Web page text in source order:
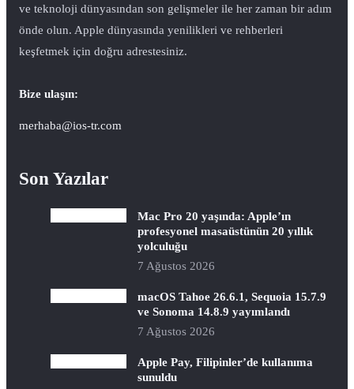
ve teknoloji dünyasından son gelişmeler ile her zaman bir adım
önde olun. Apple dünyasında yenilikleri ve rehberleri
keşfetmek için doğru adrestesiniz.
Bize ulaşın:
merhaba@ios-tr.com
Son Yazılar
Mac Pro 20 yaşında: Apple’ın
profesyonel masaüstünün 20 yıllık
yolculuğu
7 Ağustos 2026
macOS Tahoe 26.6.1, Sequoia 15.7.9
ve Sonoma 14.8.9 yayımlandı
7 Ağustos 2026
Apple Pay, Filipinler’de kullanıma
sunuldu